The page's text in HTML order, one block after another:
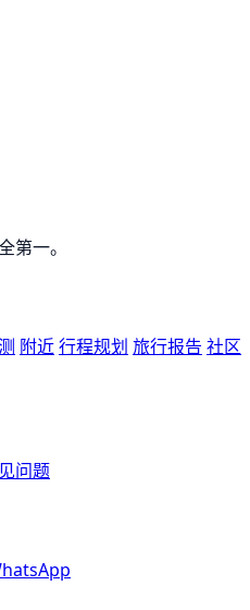
第一。
附近行程规划 旅行报告 社区
问题